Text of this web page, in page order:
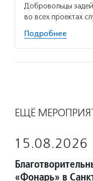
Добровольцы
во всех проектах
Подробнее
ЕЩЁ
15.08.2026
«Фонарь» в